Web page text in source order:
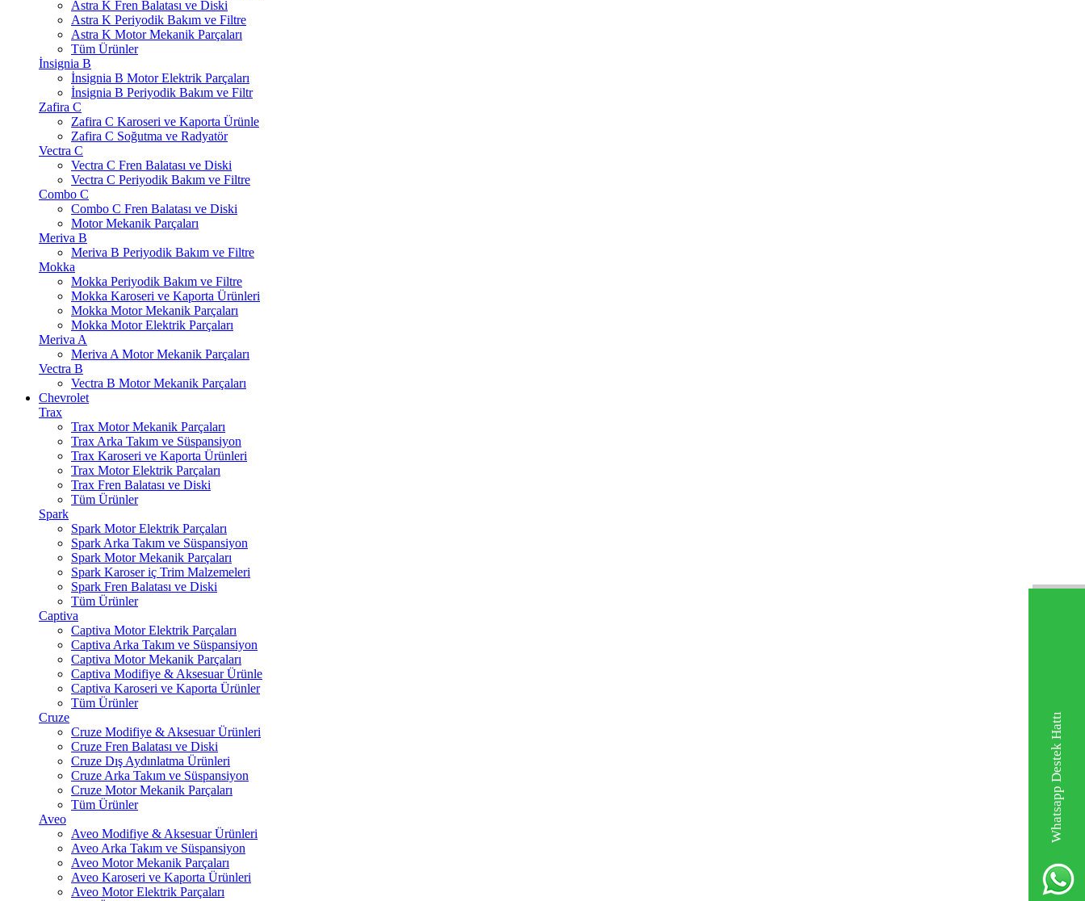
Whatsapp Destek Hattı
Astra K Fren Balatası ve Diski
Astra K Periyodik Bakım ve Filtre
Astra K Motor Mekanik Parçaları
Tüm Ürünler
İnsignia B
İnsignia B Motor Elektrik Parçaları
İnsignia B Periyodik Bakım ve Filtr
Zafira C
Zafira C Karoseri ve Kaporta Ürünle
Zafira C Soğutma ve Radyatör
Vectra C
Vectra C Fren Balatası ve Diski
Vectra C Periyodik Bakım ve Filtre
Combo C
Combo C Fren Balatası ve Diski
Motor Mekanik Parçaları
Meriva B
Meriva B Periyodik Bakım ve Filtre
Mokka
Mokka Periyodik Bakım ve Filtre
Mokka Karoseri ve Kaporta Ürünleri
Mokka Motor Mekanik Parçaları
Mokka Motor Elektrik Parçaları
Meriva A
Meriva A Motor Mekanik Parçaları
Vectra B
Vectra B Motor Mekanik Parçaları
Chevrolet
Trax
Trax Motor Mekanik Parçaları
Trax Arka Takım ve Süspansiyon
Trax Karoseri ve Kaporta Ürünleri
Trax Motor Elektrik Parçaları
Trax Fren Balatası ve Diski
Tüm Ürünler
Spark
Spark Motor Elektrik Parçaları
Spark Arka Takım ve Süspansiyon
Spark Motor Mekanik Parçaları
Spark Karoser iç Trim Malzemeleri
Spark Fren Balatası ve Diski
Tüm Ürünler
Captiva
Captiva Motor Elektrik Parçaları
Captiva Arka Takım ve Süspansiyon
Captiva Motor Mekanik Parçaları
Captiva Modifiye & Aksesuar Ürünle
Captiva Karoseri ve Kaporta Ürünler
Tüm Ürünler
Cruze
Cruze Modifiye & Aksesuar Ürünleri
Cruze Fren Balatası ve Diski
Cruze Dış Aydınlatma Ürünleri
Cruze Arka Takım ve Süspansiyon
Cruze Motor Mekanik Parçaları
Tüm Ürünler
Aveo
Aveo Modifiye & Aksesuar Ürünleri
Aveo Arka Takım ve Süspansiyon
Aveo Motor Mekanik Parçaları
Aveo Karoseri ve Kaporta Ürünleri
Aveo Motor Elektrik Parçaları